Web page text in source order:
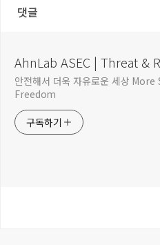
댓글
AhnLab ASEC | Threat &
안전해서 더욱 자유로운 세상
Freedom
구독하기